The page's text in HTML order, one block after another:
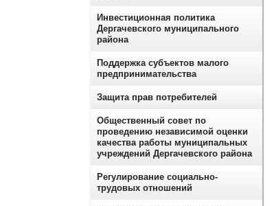
Инвестиционная политика
Дергачевского муниципального
района
Поддержка субъектов малого
предпринимательства
Защита прав потребителей
Общественный совет по
проведению независимой оценки
качества работы муниципальных
учреждений Дергачевского района
Регулирование социально-
трудовых отношений